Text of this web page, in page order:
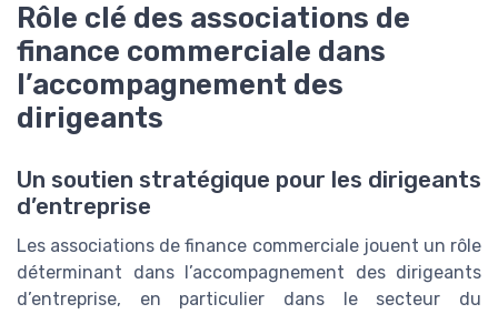
Rôle clé des associations de
finance commerciale dans
l’accompagnement des
dirigeants
Un soutien stratégique pour les dirigeants
d’entreprise
Les associations de finance commerciale jouent un rôle
déterminant dans l’accompagnement des dirigeants
d’entreprise, en particulier dans le secteur du